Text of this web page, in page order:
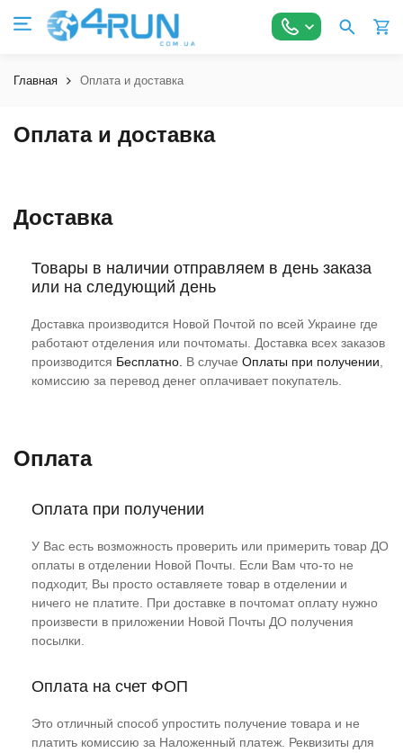
Главная Оплата и доставка
Оплата и доставка
Доставка
Товары в наличии отправляем в день заказа
или на следующий день
Доставка производится Новой Почтой по всей Украине где
работают отделения или почтоматы. Доставка всех заказов
производится Бесплатно. В случае Оплаты при получении
комиссию за перевод денег оплачивает покупатель.
Оплата
Оплата при получении
У Вас есть возможность проверить или примерить товар ДО
оплаты в отделении Новой Почты. Если Вам что-то не
подходит, Вы просто оставляете товар в отделении и
ничего не платите. При доставке в почтомат оплату нужно
произвести в приложении Новой Почты ДО получения
посылки.
Оплата на счет ФОП
Это отличный способ упростить получение товара и не
платить комиссию за Наложенный платеж. Реквизиты для